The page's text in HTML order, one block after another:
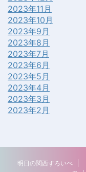
2023年11月
2023年10月
2023年9月
2023年8月
2023年7月
2023年6月
2023年5月
2023年4月
2023年3月
2023年2月
明日の関西すろいべ